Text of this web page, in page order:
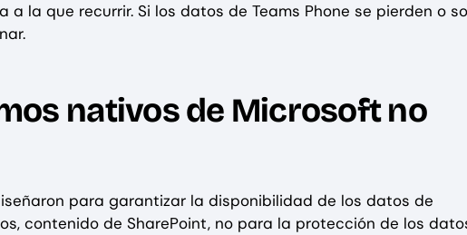
la que recurrir. Si los datos de Teams Phone se pierden o
nativos de Microsoft no
para garantizar la disponibilidad de los datos de
contenido de SharePoint, no para la protección de los